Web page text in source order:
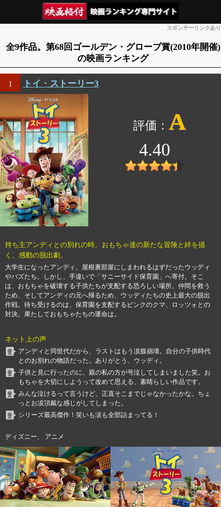
スポンサーリンクあり
全9作品。第68回ゴールデン・グローブ賞(2010年開催)
の映画ランキング
1 トイ・ストーリー3
A
4.40
持ち主アンディとの別れの時。おもちゃ達の新たな冒険と絆を描
く、感動の脱出劇。
大学生になったアンディ。屋根裏部屋にしまわれるはずだったウッディ
やバズたち。しかし、手違いで「サニーサイド保育園」へ寄付。そこ
は、おもちゃを破壊する子供たちが支配する恐ろしい場所。仲間を救う
ため、そしてアンディの元へ帰るため、ウッディたちの史上最大の脱出
作戦。待ち受けるのは、保育園を支配するピンクのクマ、ロッツォとの
対決。果たしておもちゃたちの運命は。
ネット上の声
アンディと同世代だから、ラストはもう涙腺崩壊。自分の子供時代
とのお別れの物語だった。ありがとう、ウッディ。
子供と見に行ったのに、親の私の方が号泣してしまいました笑。お
もちゃを大切にしようって改めて思える、素晴らしい作品です。
みんな泣けるって言うけど、正直そこまでじゃなかったかな。ちょ
っとお涙頂戴な感じがしてしまった。
シリーズ最高傑作！笑いも涙も全部詰まってる！
ディズニー、 アニメ